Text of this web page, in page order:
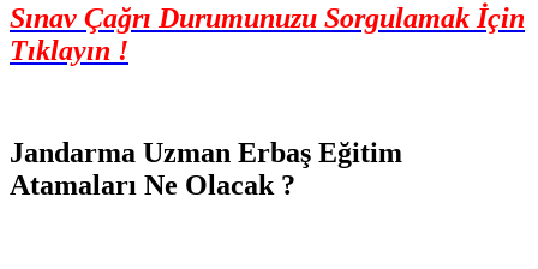
Sınav Çağrı Durumunuzu Sorgulamak İçin
Tıklayın !
Jandarma Uzman Erbaş Eğitim
Atamaları Ne Olacak ?